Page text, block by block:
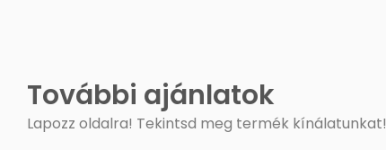
További ajánlatok
Lapozz oldalra! Tekintsd meg termék kínálatunkat!